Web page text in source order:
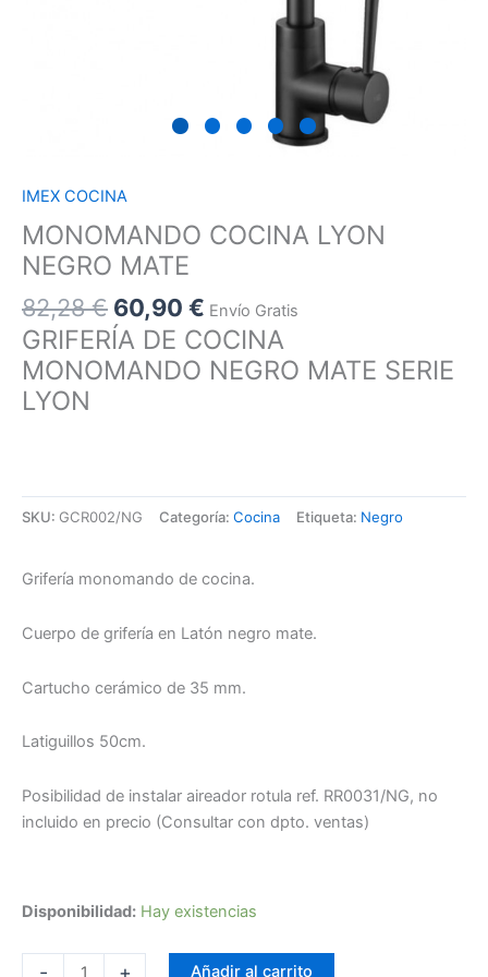
IMEX COCINA
MONOMANDO COCINA LYON
NEGRO MATE
82,28€ 60,90 € Envío Gratis
GRIFERÍA DE COCINA
MONOMANDO NEGRO MATE SERIE
LYON
SKU: GCR002/NG Categoría: Cocina Etiqueta: Negro
Grifería monomando de cocina.
Cuerpo de grifería en Latón negro mate.
Cartucho cerámico de 35 mm.
Latiguillos 50cm.
Posibilidad de instalar aireador rotula ref. RR0031/NG, no
incluido en precio (Consultar con dpto. ventas)
Disponibilidad: Hay existencias
- + Añadir al carrito